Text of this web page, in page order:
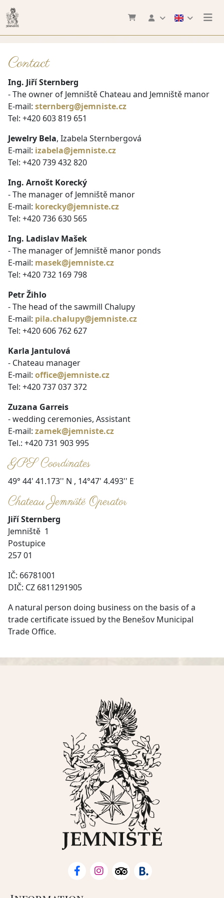
Contact
Ing. Jiří Sternberg
- The owner of Jemniště Chateau and Jemniště manor
E-mail: sternberg@jemniste.cz
Tel: +420 603 819 651
Jewelry Bela, Izabela Sternbergová
E-mail: izabela@jemniste.cz
Tel: +420 739 432 820
Ing. Arnošt Korecký
- The manager of Jemniště manor
E-mail: korecky@jemniste.cz
Tel: +420 736 630 565
Ing. Ladislav Mašek
- The manager of Jemniště manor ponds
E-mail: masek@jemniste.cz
Tel: +420 732 169 798
Petr Žihlo
- The head of the sawmill Chalupy
E-mail: pila.chalupy@jemniste.cz
Tel: +420 606 762 627
Karla Jantulová
- Chateau manager
E-mail: office@jemniste.cz
Tel: +420 737 037 372
Zuzana Garreis
- wedding ceremonies, Assistant
E-mail: zamek@jemniste.cz
Tel.: +420 731 903 995
GPS Coordinates
49° 44' 41.173'' N , 14°47' 4.493'' E
Chateau Jemniště Operator
Jiří Sternberg
Jemniště 1
Postupice
257 01
IČ: 66781001
DIČ: CZ 6811291905
A natural person doing business on the basis of a
trade certificate issued by the Benešov Municipal
Trade Office.